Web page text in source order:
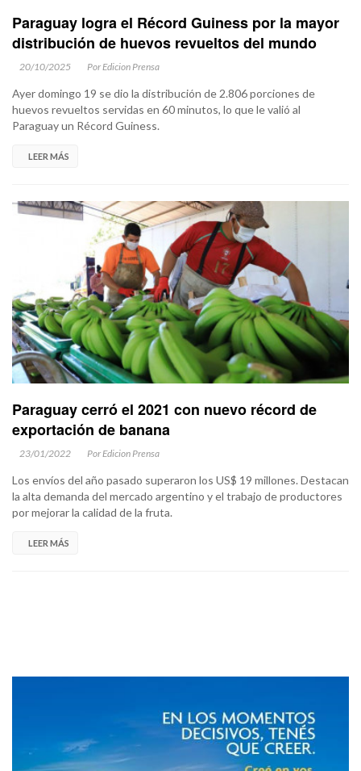
Paraguay logra el Récord Guiness por la mayor
distribución de huevos revueltos del mundo
20/10/2025 Por Edicion Prensa
Ayer domingo 19 se dio la distribución de 2.806 porciones de
huevos revueltos servidas en 60 minutos, lo que le valió al
Paraguay un Récord Guiness.
LEER MÁS
Paraguay cerró el 2021 con nuevo récord de
exportación de banana
23/01/2022 Por Edicion Prensa
Los envíos del año pasado superaron los US$ 19 millones. Destacan
la alta demanda del mercado argentino y el trabajo de productores
por mejorar la calidad de la fruta.
LEER MÁS